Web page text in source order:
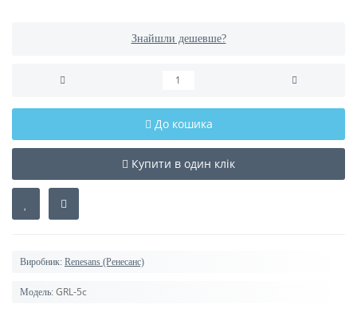
Знайшли дешевше?
До кошика
Купити в один клік
Виробник: Renesans (Ренесанс)
Модель: GRL-5c